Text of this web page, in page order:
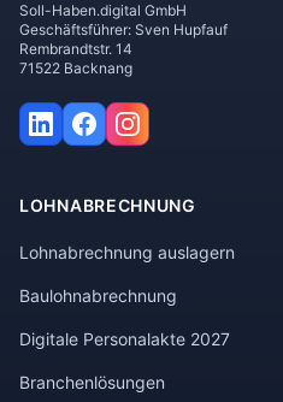
Soll-Haben.digital GmbH
Geschäftsführer: Sven Hupfauf
Rembrandtstr. 14
71522 Backnang
LOHNABRECHNUNG
Lohnabrechnung auslagern
Baulohnabrechnung
Digitale Personalakte 2027
Branchenlösungen